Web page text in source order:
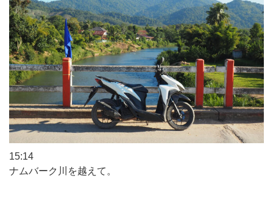
15:14
ナムバーク川を越えて。